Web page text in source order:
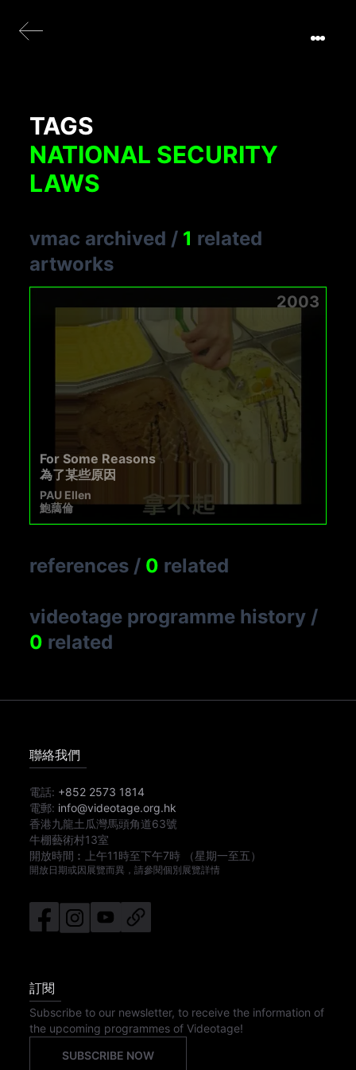
TAGS
NATIONAL SECURITY
LAWS
vmac archived / 1 related
artworks
2003
For Some Reasons
為了某些原因
PAU Ellen
鮑藹倫
references / 0 related
videotage programme history /
0 related
聯絡我們
電話: +852 2573 1814
電郵: info@videotage.org.hk
香港九龍土瓜灣馬頭角道63號
牛棚藝術村13室
開放時間︰
上午11時至下午7時 （星期一至五）
開放日期或因展覽而異，請參閱個別展覽詳情
訂閱
Subscribe to our newsletter, to receive the information of
the upcoming programmes of Videotage!
SUBSCRIBE NOW